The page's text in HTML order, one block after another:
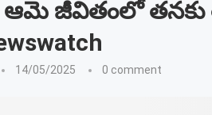
ఆమె జీవితంలో తనకు
14/05/2025 0 comment